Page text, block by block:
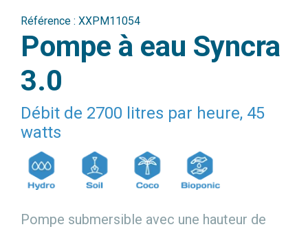
Référence : XXPM11054
Pompe à eau Syncra
3.0
Débit de 2700 litres par heure, 45
watts
Pompe submersible avec une hauteur de